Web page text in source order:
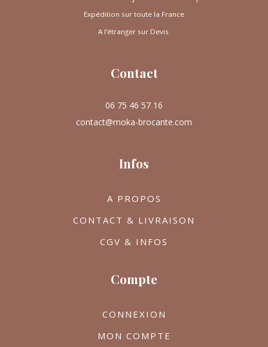
Expédition sur toute la France
A l’étranger sur Devis.
Contact
06 75 46 57 16
contact@moka-brocante.com
Infos
A PROPOS
CONTACT & LIVRAISON
CGV & INFOS
Compte
CONNEXION
MON COMPTE